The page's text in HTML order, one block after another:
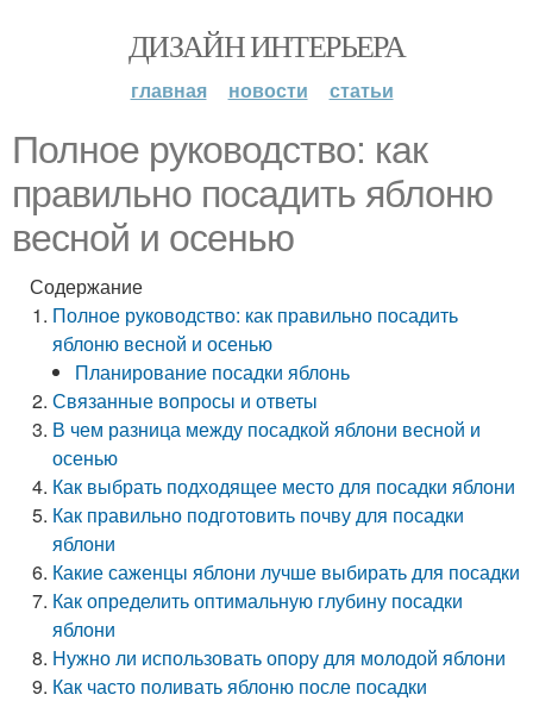
ДИЗАЙН ИНТЕРЬЕРА
главная новости статьи
Полное руководство: как
правильно посадить яблоню
весной и осенью
Содержание
Полное руководство: как правильно посадить
яблоню весной и осенью
Планирование посадки яблонь
Связанные вопросы и ответы
В чем разница между посадкой яблони весной и
осенью
Как выбрать подходящее место для посадки яблони
Как правильно подготовить почву для посадки
яблони
Какие саженцы яблони лучше выбирать для посадки
Как определить оптимальную глубину посадки
яблони
Нужно ли использовать опору для молодой яблони
Как часто поливать яблоню после посадки